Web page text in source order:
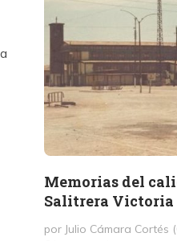
Memorias del
Salitrera Victoria
por Julio Cámara Cortés